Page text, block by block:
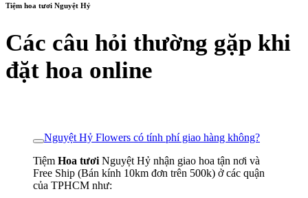
Tiệm hoa tươi Nguyệt Hỷ
Các câu hỏi thường gặp khi
đặt hoa online
Nguyệt Hỷ Flowers có tính phí giao hàng không?
Tiệm Hoa tươi Nguyệt Hỷ nhận giao hoa tận nơi và
Free Ship (Bán kính 10km đơn trên 500k) ở các quận
của TPHCM như: